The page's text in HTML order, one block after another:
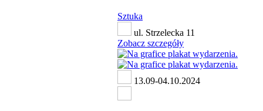
Sztuka
ul. Strzelecka 11
Zobacz szczegóły
13.09-04.10.2024